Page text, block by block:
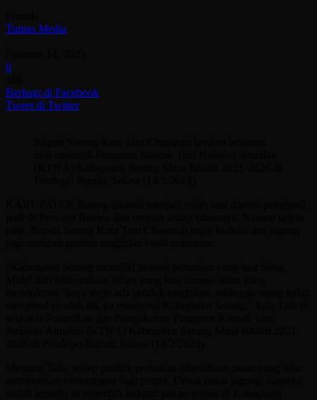
Tuntas Media
0
Berbagi di Facebook
Tweet di Twitter